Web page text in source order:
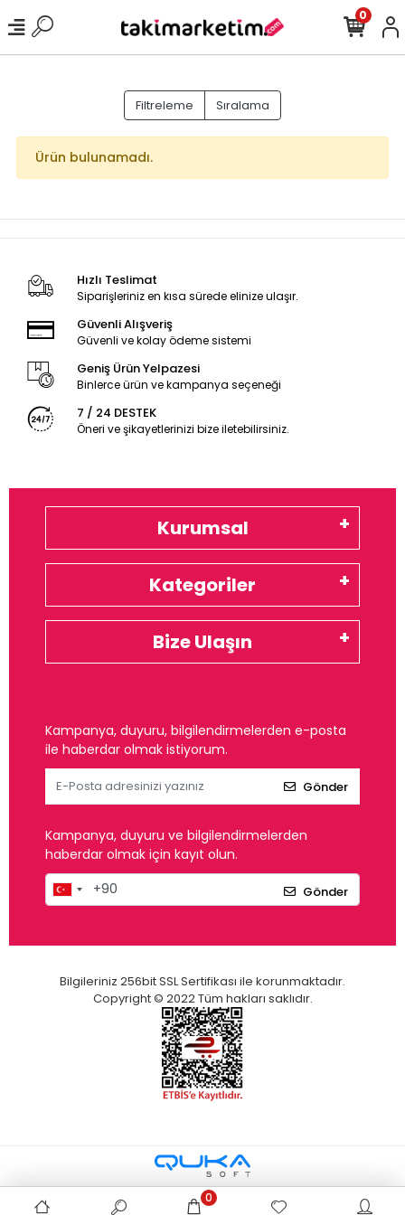
0
Filtreleme Sıralama
Ürün bulunamadı.
Hızlı Teslimat
Siparişleriniz en kısa sürede elinize ulaşır.
Güvenli Alışveriş
Güvenli ve kolay ödeme sistemi
Geniş Ürün Yelpazesi
Binlerce ürün ve kampanya seçeneği
7 / 24 DESTEK
Öneri ve şikayetlerinizi bize iletebilirsiniz.
Kurumsal
Kategoriler
Bize Ulaşın
Kampanya, duyuru, bilgilendirmelerden e-posta
ile haberdar olmak istiyorum.
Gönder
Kampanya, duyuru ve bilgilendirmelerden
haberdar olmak için kayıt olun.
Gönder
Bilgileriniz 256bit SSL Sertifikası ile korunmaktadır.
Copyright © 2022 Tüm hakları saklıdır.
0